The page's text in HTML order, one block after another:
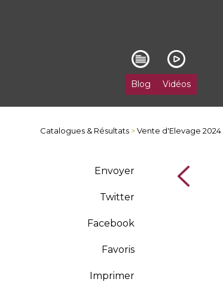
Blog Vidéos
Catalogues & Résultats >Vente d'Elevage 2024
Envoyer
Twitter
Facebook
Favoris
Imprimer